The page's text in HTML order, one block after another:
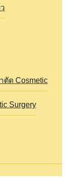
ตัด Cosmetic
Surgery